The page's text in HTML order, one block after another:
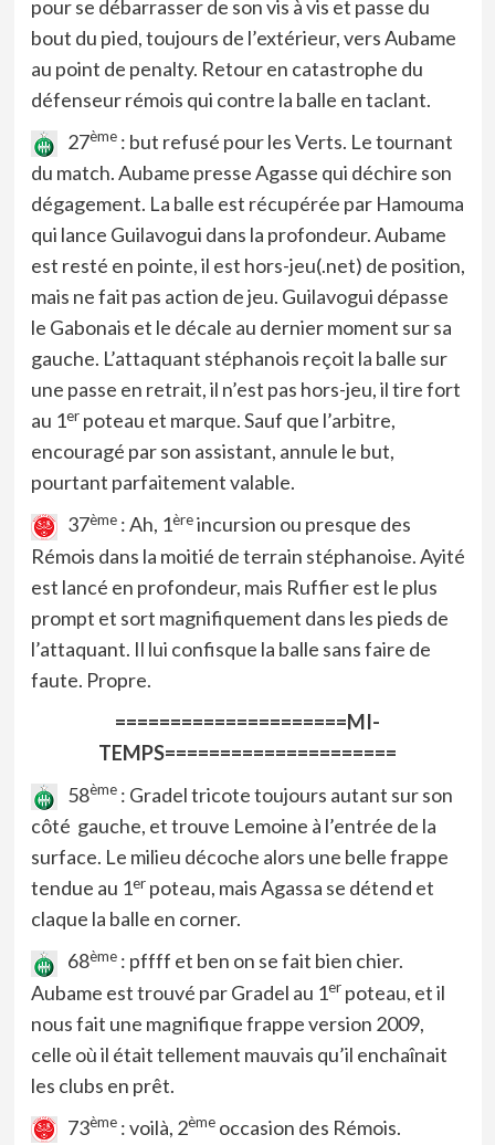
pour se débarrasser de son vis à vis et passe du
bout du pied, toujours de l’extérieur, vers Aubame
au point de penalty. Retour en catastrophe du
défenseur rémois qui contre la balle en taclant.
27ème: but refusé pour les Verts. Le tournant
du match. Aubame presse Agasse qui déchire son
dégagement. La balle est récupérée par Hamouma
qui lance Guilavogui dans la profondeur. Aubame
est resté en pointe, il est hors-jeu(.net) de position,
mais ne fait pas action de jeu. Guilavogui dépasse
le Gabonais et le décale au dernier moment sur sa
gauche. L’attaquant stéphanois reçoit la balle sur
une passe en retrait, il n’est pas hors-jeu, il tire fort
au 1erpoteau et marque. Sauf que l’arbitre,
encouragé par son assistant, annule le but,
pourtant parfaitement valable.
37ème: Ah, 1èreincursion ou presque des
Rémois dans la moitié de terrain stéphanoise. Ayité
est lancé en profondeur, mais Ruffier est le plus
prompt et sort magnifiquement dans les pieds de
l’attaquant. Il lui confisque la balle sans faire de
faute. Propre.
=====================MI-
TEMPS=====================
58ème: Gradel tricote toujours autant sur son
côté gauche, et trouve Lemoine à l’entrée de la
surface. Le milieu décoche alors une belle frappe
tendue au 1erpoteau, mais Agassa se détend et
claque la balle en corner.
68ème: pffff et ben on se fait bien chier.
Aubame est trouvé par Gradel au 1erpoteau, et il
nous fait une magnifique frappe version 2009,
celle où il était tellement mauvais qu’il enchaînait
les clubs en prêt.
73ème: voilà, 2èmeoccasion des Rémois.